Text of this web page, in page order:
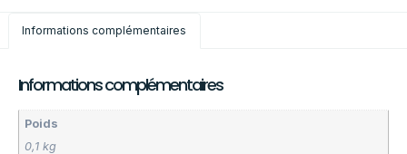
Informations complémentaires
Informations complémentaires
Poids
0,1 kg